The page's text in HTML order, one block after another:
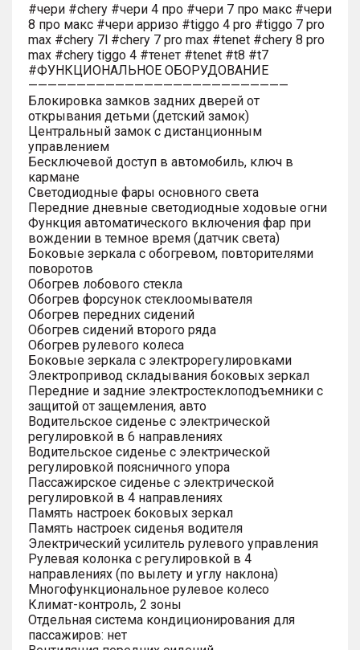
#чери #chery #чери 4 про #чери 7 про макс #чери
8 про макс #чери арризо #tiggo 4 pro #tiggo 7 pro
max #chery 7l #chery 7 pro max #tenet #chery 8 pro
max #chery tiggo 4 #тенет #tenet #t8 #t7
#ФУНКЦИОНАЛЬНОЕ ОБОРУДОВАНИЕ
———————————————————————————
Блокировка замков задних дверей от
открывания детьми (детский замок)
Центральный замок с дистанционным
управлением
Бесключевой доступ в автомобиль, ключ в
кармане
Светодиодные фары основного света
Передние дневные светодиодные ходовые огни
Функция автоматического включения фар при
вождении в темное время (датчик света)
Боковые зеркала с обогревом, повторителями
поворотов
Обогрев лобового стекла
Обогрев форсунок стеклоомывателя
Обогрев передних сидений
Обогрев сидений второго ряда
Обогрев рулевого колеса
Боковые зеркала с электрорегулировками
Электропривод складывания боковых зеркал
Передние и задние электростеклоподъемники с
защитой от защемления, авто
Водительское сиденье с электрической
регулировкой в 6 направлениях
Водительское сиденье с электрической
регулировкой поясничного упора
Пассажирское сиденье с электрической
регулировкой в 4 направлениях
Память настроек боковых зеркал
Память настроек сиденья водителя
Электрический усилитель рулевого управления
Рулевая колонка с регулировкой в 4
направлениях (по вылету и углу наклона)
Многофункциональное рулевое колесо
Климат-контроль, 2 зоны
Отдельная система кондиционирования для
пассажиров: нет